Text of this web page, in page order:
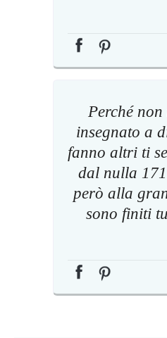
Perché
insegnato a
fanno altri ti
dal nulla
però alla
sono finiti